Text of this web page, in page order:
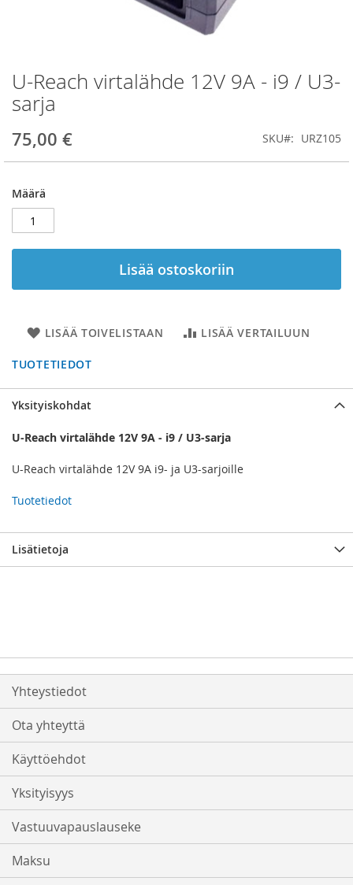
U-Reach virtalähde 12V 9A - i9 / U3-
sarja
75,00 € SKU URZ105
Määrä
Lisää ostoskoriin
LISÄÄ TOIVELISTAAN LISÄÄ VERTAILUUN
TUOTETIEDOT
Skip
to
the
of
gallery
Yksityiskohdat
U-Reach virtalähde 12V 9A - i9 / U3-sarja
U-Reach virtalähde 12V 9A i9- ja U3-sarjoille
Tuotetiedot
Lisätietoja
Yhteystiedot
Ota yhteyttä
Käyttöehdot
Yksityisyys
Vastuuvapauslauseke
Maksu